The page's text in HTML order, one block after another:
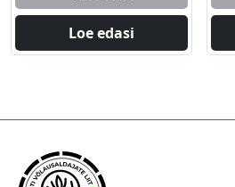
Loe edasi